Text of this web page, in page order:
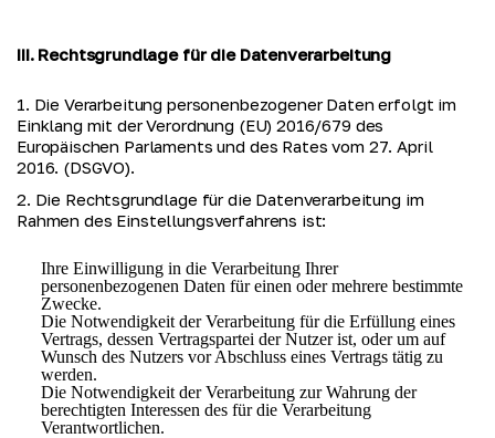
III. Rechtsgrundlage für die Datenverarbeitung
1. Die Verarbeitung personenbezogener Daten erfolgt im
Einklang mit der Verordnung (EU) 2016/679 des
Europäischen Parlaments und des Rates vom 27. April
2016. (DSGVO).
2. Die Rechtsgrundlage für die Datenverarbeitung im
Rahmen des Einstellungsverfahrens ist:
Ihre Einwilligung in die Verarbeitung Ihrer
personenbezogenen Daten für einen oder mehrere bestimmte
Zwecke.
Die Notwendigkeit der Verarbeitung für die Erfüllung eines
Vertrags, dessen Vertragspartei der Nutzer ist, oder um auf
Wunsch des Nutzers vor Abschluss eines Vertrags tätig zu
werden.
Die Notwendigkeit der Verarbeitung zur Wahrung der
berechtigten Interessen des für die Verarbeitung
Verantwortlichen.